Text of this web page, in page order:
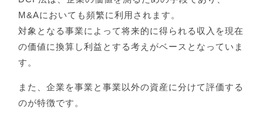
M&Aにおいても頻繁に利用されます。
対象となる事業によって将来的に得られる収入を現在
の価値に換算し利益とする考えがベースとなっていま
す。
また、企業を事業と事業以外の資産に分けて評価する
のが特徴です。